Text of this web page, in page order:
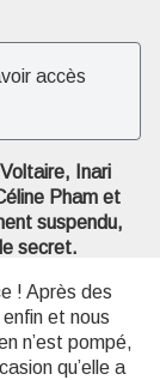
accès
Inari
Pham et
suspendu,
secret.
! Après des
et nous
n’est pompé,
qu’elle a